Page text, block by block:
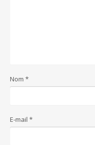
Nom *
E-mail *